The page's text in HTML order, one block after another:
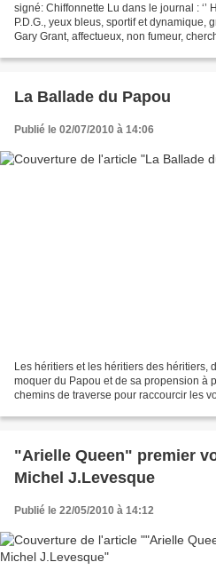
signé: Chiffonnette Lu dans le journal : ‘’
P.D.G., yeux bleus, sportif et dynamique,
Gary Grant, affectueux, non fumeur,
La Ballade du Papou
Publié le 02/07/2010 à 14:06
Les héritiers et les héritiers des héritiers,
moquer du Papou et de sa propension à
chemins de traverse pour raccourcir les
"Arielle Queen" premier
Michel J.Levesque
Publié le 22/05/2010 à 14:12